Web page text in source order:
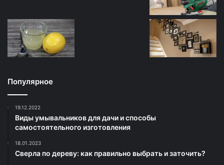
Популярное
19.12.2022
Виды умывальников для дачи и способы
самостоятельного изготовления
18.01.2023
Сверла по дереву: как правильно выбрать и заточить?